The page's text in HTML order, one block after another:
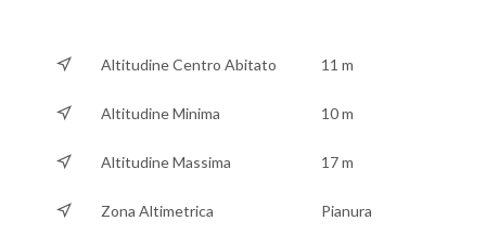
Altitudine Centro Abitato 11 m
Altitudine Minima 10 m
Altitudine Massima 17 m
Zona Altimetrica Pianura